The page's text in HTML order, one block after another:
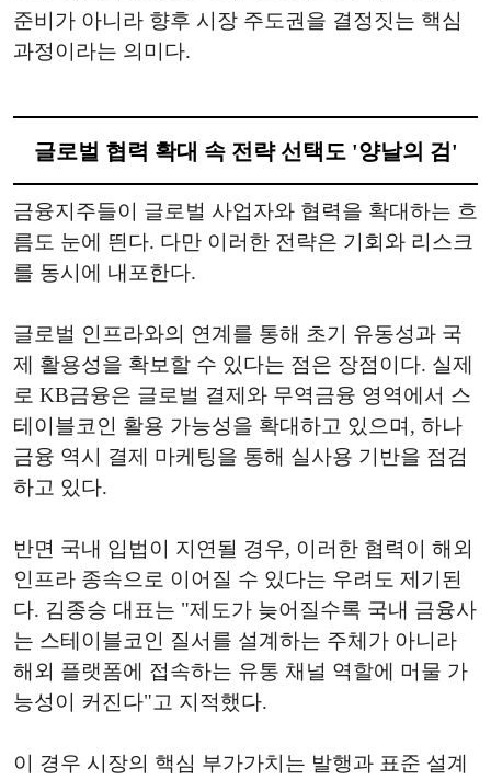
준비가 아니라 향후 시장 주도권을 결정짓는 핵심
과정이라는 의미다.
글로벌 협력 확대 속 전략 선택도 '양날의 검'
금융지주들이 글로벌 사업자와 협력을 확대하는 흐
름도 눈에 띈다. 다만 이러한 전략은 기회와 리스크
를 동시에 내포한다.
글로벌 인프라와의 연계를 통해 초기 유동성과 국
제 활용성을 확보할 수 있다는 점은 장점이다. 실제
로 KB금융은 글로벌 결제와 무역금융 영역에서 스
테이블코인 활용 가능성을 확대하고 있으며, 하나
금융 역시 결제 마케팅을 통해 실사용 기반을 점검
하고 있다.
반면 국내 입법이 지연될 경우, 이러한 협력이 해외
인프라 종속으로 이어질 수 있다는 우려도 제기된
다. 김종승 대표는 "제도가 늦어질수록 국내 금융사
는 스테이블코인 질서를 설계하는 주체가 아니라
해외 플랫폼에 접속하는 유통 채널 역할에 머물 가
능성이 커진다"고 지적했다.
이 경우 시장의 핵심 부가가치는 발행과 표준 설계